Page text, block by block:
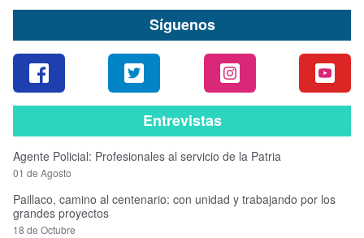
Síguenos
Entrevistas
Agente Policial: Profesionales al servicio de la Patria
01 de Agosto
Paillaco, camino al centenario: con unidad y trabajando por los
grandes proyectos
18 de Octubre